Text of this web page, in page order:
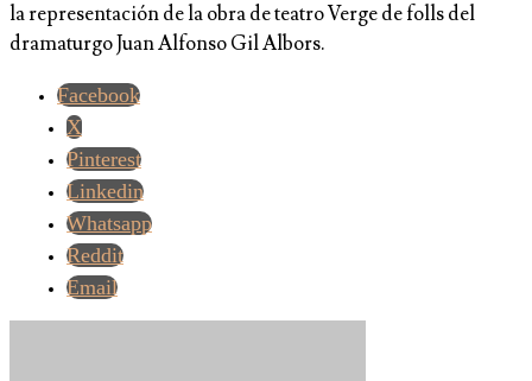
la representación de la obra de teatro Verge de folls del
dramaturgo Juan Alfonso Gil Albors.
Facebook
X
Pinterest
Linkedin
Whatsapp
Reddit
Email